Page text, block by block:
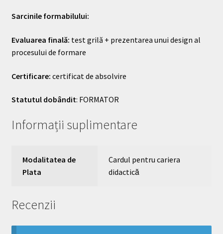
Sarcinile formabilului:
Evaluarea finală: test grilă + prezentarea unui design al
procesului de formare
Certificare: certificat de absolvire
Statutul dobândit: FORMATOR
Informații suplimentare
Modalitatea de
Plata
Cardul pentru cariera
didactică
Recenzii